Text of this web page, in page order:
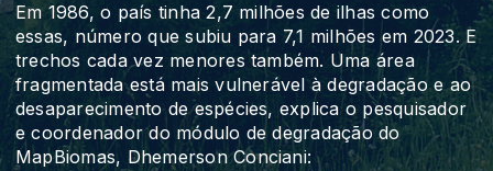
Em 1986, o país tinha 2,7 milhões de ilhas como
essas, número que subiu para 7,1 milhões em 2023. E
trechos cada vez menores também. Uma área
fragmentada está mais vulnerável à degradação e ao
desaparecimento de espécies, explica o pesquisador
e coordenador do módulo de degradação do
MapBiomas, Dhemerson Conciani: